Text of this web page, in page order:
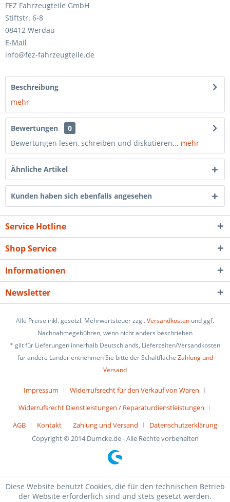
FEZ Fahrzeugteile GmbH
Stiftstr. 6-8
08412 Werdau
E-Mail
info@fez-fahrzeugteile.de
Beschreibung
mehr
Bewertungen
0
Bewertungen lesen, schreiben und diskutieren... mehr
Ähnliche Artikel
Kunden haben sich ebenfalls angesehen
Service Hotline
Shop Service
Informationen
Newsletter
Alle Preise inkl. gesetzl. Mehrwertsteuer zzgl.Versandkosten und ggf.
Nachnahmegebühren, wenn nicht anders beschrieben
* gilt für Lieferungen innerhalb Deutschlands, Lieferzeiten/Versandkosten
für andere Länder entnehmen Sie bitte der Schaltfläche Zahlung und
Versand
Impressum
Widerrufsrecht für den Verkauf von Waren
Widerrufsrecht Dienstleistungen / Reparaturdienstleistungen
AGB
Kontakt Zahlung und Versand
Datenschutzerklärung
Copyright © 2014 Dumcke.de - Alle Rechte vorbehalten
Diese Website benutzt Cookies, die für den technischen Betrieb
der Website erforderlich sind und stets gesetzt werden.